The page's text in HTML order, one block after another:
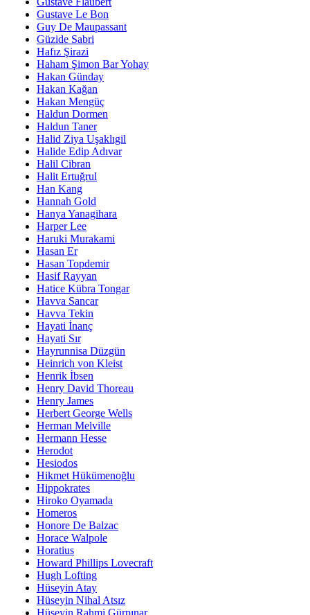
Gustave Le Bon
Guy De Maupassant
Güzide Sabri
Hafız Şirazi
Haham Şimon Bar Yohay
Hakan Günday
Hakan Kağan
Hakan Mengüç
Haldun Dormen
Haldun Taner
Halid Ziya Uşaklıgil
Halide Edip Adıvar
Halil Cibran
Halit Ertuğrul
Han Kang
Hannah Gold
Hanya Yanagihara
Harper Lee
Haruki Murakami
Hasan Er
Hasan Topdemir
Hasif Rayyan
Hatice Kübra Tongar
Havva Sancar
Havva Tekin
Hayati İnanç
Hayati Sır
Hayrunnisa Düzgün
Heinrich von Kleist
Henrik İbsen
Henry David Thoreau
Henry James
Herbert George Wells
Herman Melville
Hermann Hesse
Herodot
Hesiodos
Hikmet Hükümenoğlu
Hippokrates
Hiroko Oyamada
Homeros
Honore De Balzac
Horace Walpole
Horatius
Howard Phillips Lovecraft
Hugh Lofting
Hüseyin Atay
Hüseyin Nihal Atsız